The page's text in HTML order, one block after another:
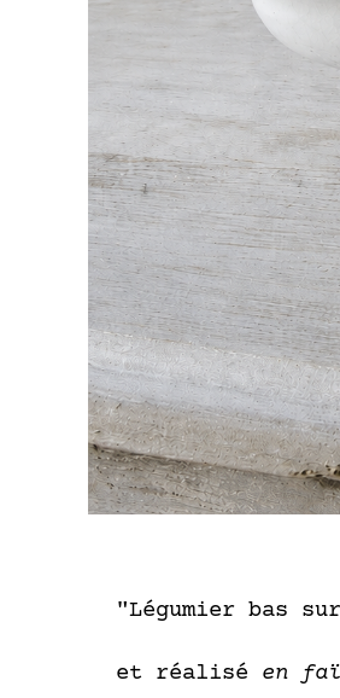
"Légumier bas
et réalisé en